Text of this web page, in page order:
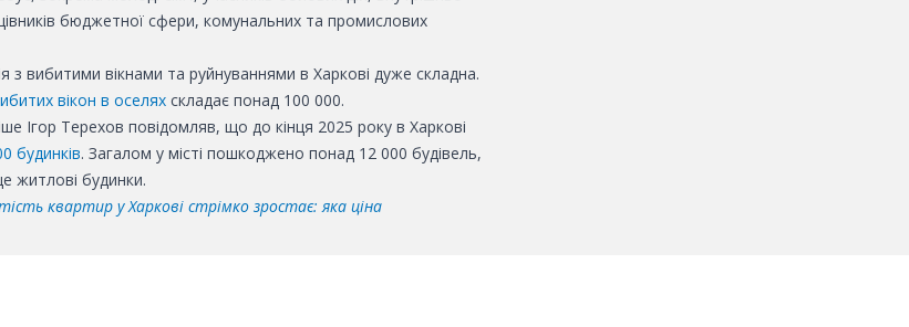
бюджетної сфери, комунальних та промислових
з вибитими вікнами та руйнуваннями в Харкові дуже складна.
вікон в оселях складає понад 100 000.
Ігор Терехов повідомляв, що до кінця 2025 року в Харкові
будинків. Загалом у місті пошкоджено понад 12 000 будівель,
житлові будинки.
квартир у Харкові стрімко зростає: яка ціна